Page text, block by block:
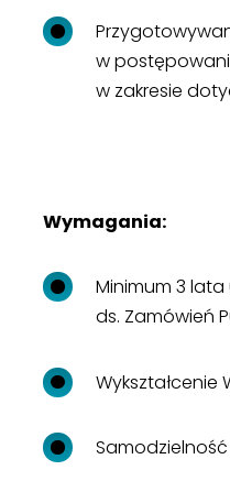
w
w zakresie
Wymagania:
Minimum 3
ds. Zamówień
Wykształcenie